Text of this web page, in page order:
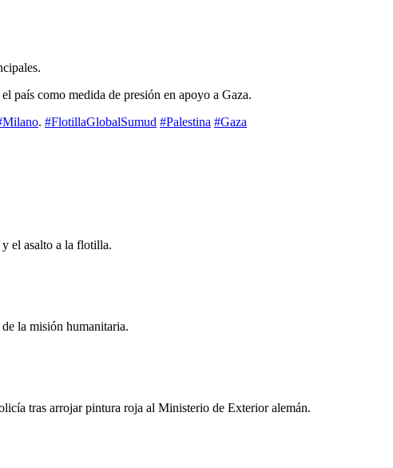
país como medida de presión en apoyo a Gaza.
. #FlotillaGlobalSumud #Palestina #Gaza
el asalto a la flotilla.
la misión humanitaria.
tras arrojar pintura roja al Ministerio de Exterior alemán.